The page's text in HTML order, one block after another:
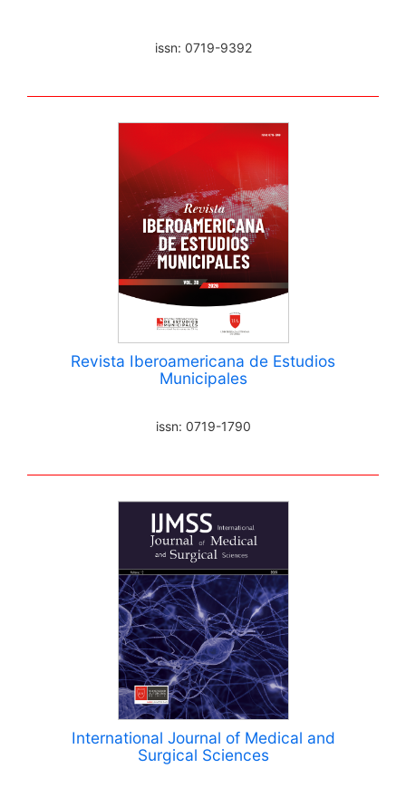
issn: 0719-9392
Revista Iberoamericana de Estudios
Municipales
issn: 0719-1790
International Journal of Medical and
Surgical Sciences